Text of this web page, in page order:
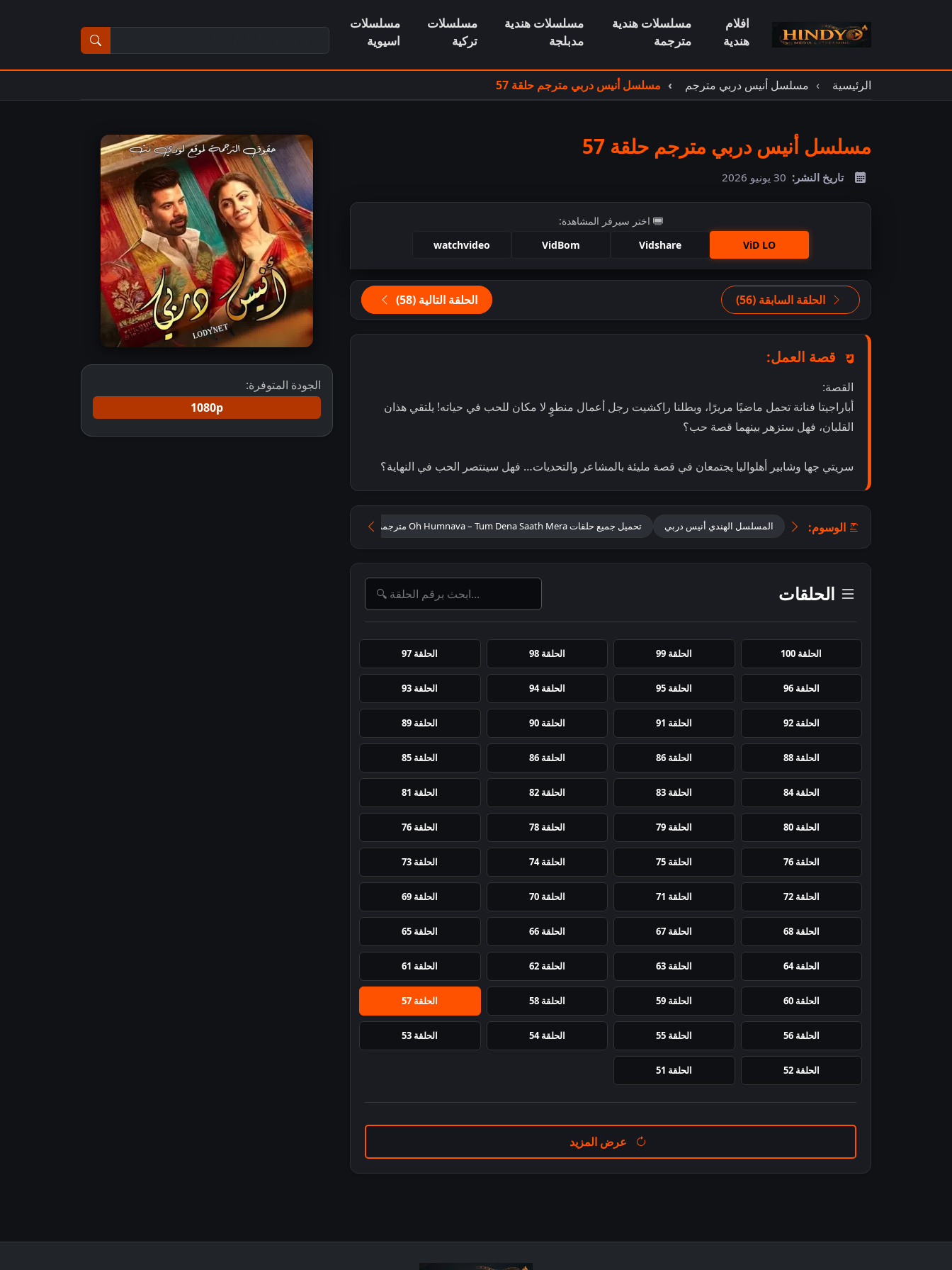
افلام
هندية
مسلسلات هندية
مترجمة
مسلسلات هندية
مدبلجة
مسلسلات
تركية
مسلسلات
اسيوية
الرئيسية مسلسل أنيس دربي مترجم مسلسل أنيس دربي مترجم حلقة 57
مسلسل أنيس دربي مترجم حلقة 57
تاريخ النشر: 30 يونيو 2026
اختر سيرفر المشاهدة:
ViD LO
Vidshare
VidBom
watchvideo
الحلقة السابقة (56) الحلقة التالية (58)
قصة العمل:
القصة:
أباراجيتا فنانة تحمل ماضيًا مريرًا، وبطلنا راكشيت رجل أعمال منطوٍ لا مكان للحب في حياته! يلتقي هذان
القلبان، فهل ستزهر بينهما قصة حب؟
سريتي جها وشابير أهلواليا يجتمعان في قصة مليئة بالمشاعر والتحديات… فهل سينتصر الحب في النهاية؟
الوسوم: المسلسل الهندي أنيس دربي تحميل جميع حلقات Oh Humnava – Tum Dena Saath Mera مترجمة
الحلقات
الحلقة 100 الحلقة 99 الحلقة 98 الحلقة 97
الحلقة 96 الحلقة 95 الحلقة 94 الحلقة 93
الحلقة 92 الحلقة 91 الحلقة 90 الحلقة 89
الحلقة 88 الحلقة 86 الحلقة 86 الحلقة 85
الحلقة 84 الحلقة 83 الحلقة 82 الحلقة 81
الحلقة 80 الحلقة 79 الحلقة 78 الحلقة 76
الحلقة 76 الحلقة 75 الحلقة 74 الحلقة 73
الحلقة 72 الحلقة 71 الحلقة 70 الحلقة 69
الحلقة 68 الحلقة 67 الحلقة 66 الحلقة 65
الحلقة 64 الحلقة 63 الحلقة 62 الحلقة 61
الحلقة 60 الحلقة 59 الحلقة 58 الحلقة 57
الحلقة 56 الحلقة 55 الحلقة 54 الحلقة 53
الحلقة 52 الحلقة 51
عرض المزيد
الجودة المتوفرة:
1080p